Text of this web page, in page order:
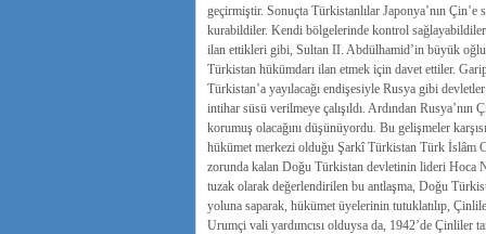
geçirmiştir. Sonuçta Türkistanlılar Japonya’nın
kurabildiler. Kendi bölgelerinde kontrol
ilan ettikleri gibi, Sultan II. Abdülhamid’in büyük
Türkistan hükümdarı ilan etmek için davet ettiler.
Türkistan’a yayılacağı endişesiyle Rusya gibi
intihar süsü verilmeye çalışıldı. Ardından Rusya’nın
korumuş olacağını düşünüyordu. Bu gelişmeler
hükümet merkezi olduğu Şarkî Türkistan Türk İslâm
zorunda kalan Doğu Türkistan devletinin lideri Hoca
tuzak olarak değerlendirilen bu antlaşma, Doğu
yoluna saparak, hükümet üyelerinin tutuklatılıp,
Urumçi vali yardımcısı olduysa da, 1942’de Çinliler